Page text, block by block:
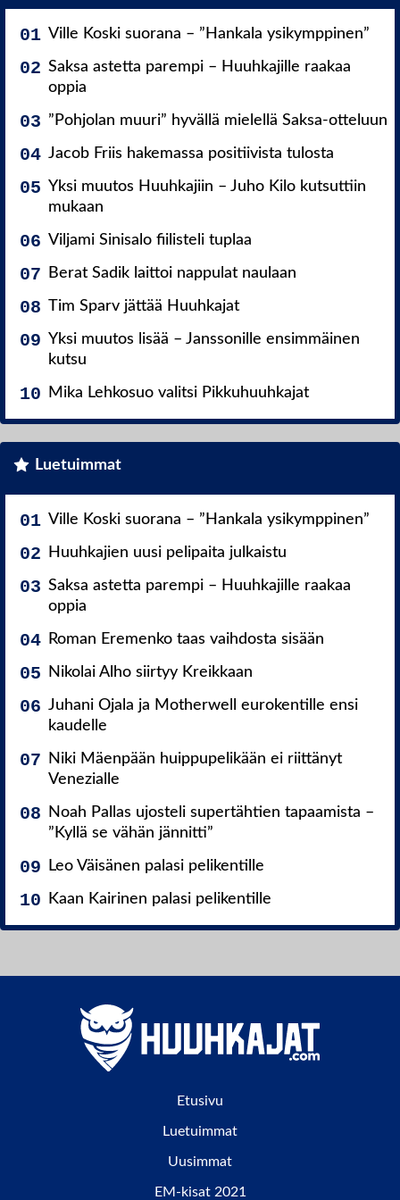
Ville Koski suorana – ”Hankala ysikymppinen”
Saksa astetta parempi – Huuhkajille raakaa
oppia
”Pohjolan muuri” hyvällä mielellä Saksa-otteluun
Jacob Friis hakemassa positiivista tulosta
Yksi muutos Huuhkajiin – Juho Kilo kutsuttiin
mukaan
Viljami Sinisalo fiilisteli tuplaa
Berat Sadik laittoi nappulat naulaan
Tim Sparv jättää Huuhkajat
Yksi muutos lisää – Janssonille ensimmäinen
kutsu
Mika Lehkosuo valitsi Pikkuhuuhkajat
Luetuimmat
Ville Koski suorana – ”Hankala ysikymppinen”
Huuhkajien uusi pelipaita julkaistu
Saksa astetta parempi – Huuhkajille raakaa
oppia
Roman Eremenko taas vaihdosta sisään
Nikolai Alho siirtyy Kreikkaan
Juhani Ojala ja Motherwell eurokentille ensi
kaudelle
Niki Mäenpään huippupelikään ei riittänyt
Venezialle
Noah Pallas ujosteli supertähtien tapaamista –
”Kyllä se vähän jännitti”
Leo Väisänen palasi pelikentille
Kaan Kairinen palasi pelikentille
Etusivu
Luetuimmat
Uusimmat
EM-kisat 2021